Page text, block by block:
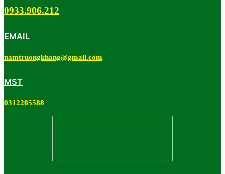
0933.906.212
EMAIL
namtruongkhang@gmail.com
MST
0312205588